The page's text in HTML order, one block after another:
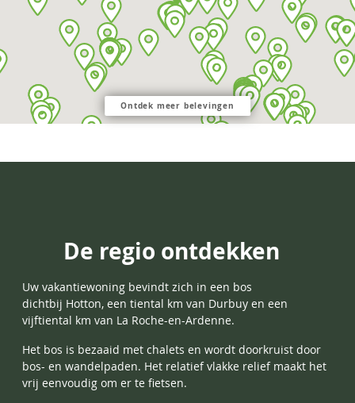
Ontdek meer belevingen
De regio ontdekken
Uw vakantiewoning bevindt zich in een bos
dichtbij Hotton, een tiental km van Durbuy en een
vijftiental km van La Roche-en-Ardenne.
Het bos is bezaaid met chalets en wordt doorkruist door
bos- en wandelpaden. Het relatief vlakke relief maakt het
vrij eenvoudig om er te fietsen.